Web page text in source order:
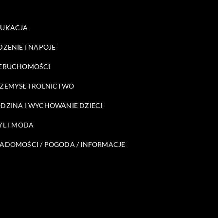
I NAPOJE
I ROLNICTWO
I WYCHOWANIE DZIECI
I MODA
/ POGODA / INFORMACJE